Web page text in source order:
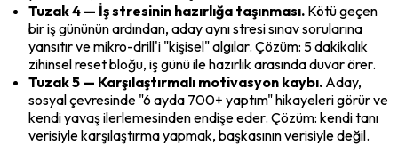
Tuzak 4 — İş stresinin hazırlığa taşınması. Kötü geçen
bir iş gününün ardından, aday aynı stresi sınav sorularına
yansıtır ve mikro-drill'i "kişisel" algılar. Çözüm: 5 dakikalık
zihinsel reset bloğu, iş günü ile hazırlık arasında duvar örer.
Tuzak 5 — Karşılaştırmalı motivasyon kaybı. Aday,
sosyal çevresinde "6 ayda 700+ yaptım" hikayeleri görür ve
kendi yavaş ilerlemesinden endişe eder. Çözüm: kendi tanı
verisiyle karşılaştırma yapmak, başkasının verisiyle değil.